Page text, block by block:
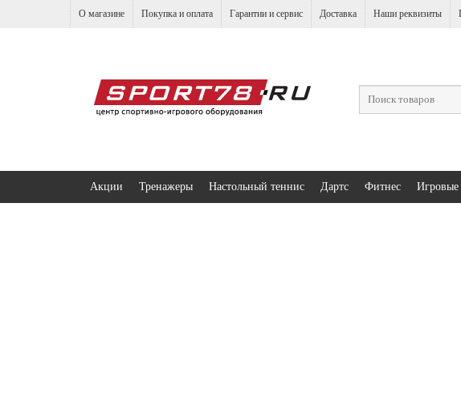
О магазине Покупка и оплата Гарантии и сервис Доставка Наши реквизиты
Акции Тренажеры Настольный теннис Дартс Фитнес Игровые